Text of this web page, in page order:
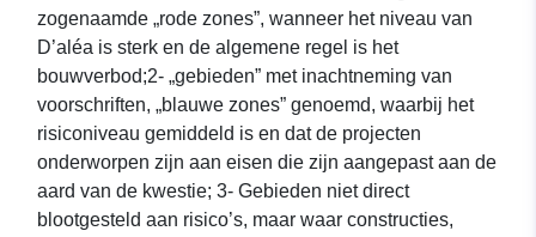
zogenaamde „rode zones”, wanneer het niveau van
D’aléa is sterk en de algemene regel is het
bouwverbod;2- „gebieden” met inachtneming van
voorschriften, „blauwe zones” genoemd, waarbij het
risiconiveau gemiddeld is en dat de projecten
onderworpen zijn aan eisen die zijn aangepast aan de
aard van de kwestie; 3- Gebieden niet direct
blootgesteld aan risico’s, maar waar constructies,